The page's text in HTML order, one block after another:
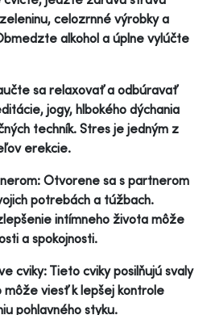
celozrnné výrobky a
alkohol a úplne vylúčte
sa relaxovať a odbúravať
jogy, hlbokého dýchania
techník. Stres je jedným z
erekcie.
Otvorene sa s partnerom
potrebách a túžbach.
intímneho života môže
a spokojnosti.
cviky: Tieto cviky posilňujú svaly
môže viesť k lepšej kontrole
pohlavného styku.